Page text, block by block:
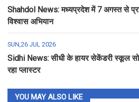
Shahdol News: मध्यप्रदेश में 7 अगस्त से
विश्वास अभियान
SUN,26 JUL 2026
Sidhi News: सीधी के हायर सेकेंडरी स्कूल
रहा प्लास्टर
YOU MAY ALSO LIKE